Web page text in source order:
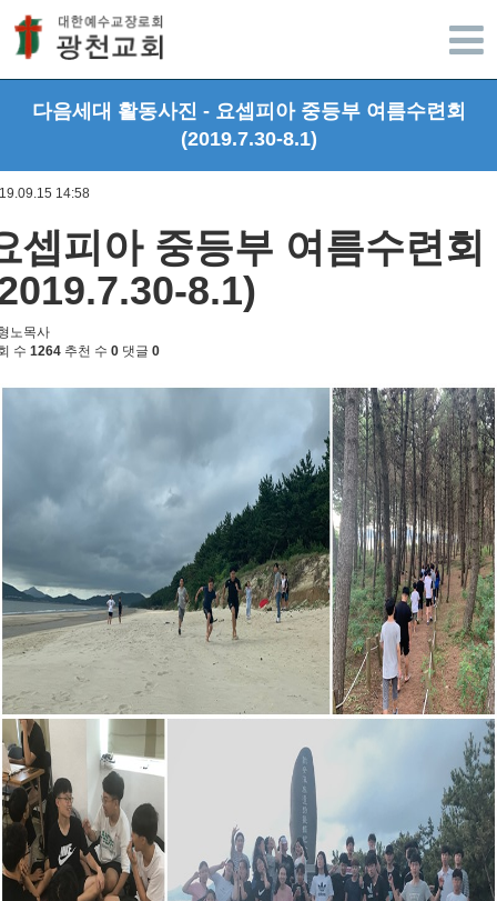
다음세대 활동사진 - 요셉피아 중등부 여름수련회
(2019.7.30-8.1)
14:58
셉피아 중등부 여름수련회
8.1)
노목사
수 1264 추천 수 0 댓글 0